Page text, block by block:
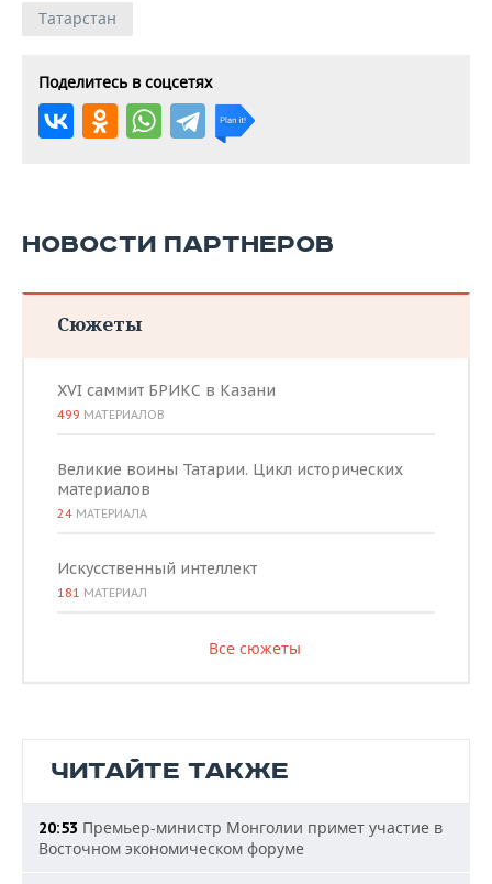
Татарстан
Поделитесь в соцсетях
НОВОСТИ ПАРТНЕРОВ
Сюжеты
XVI саммит БРИКС в Казани
499 МАТЕРИАЛОВ
Великие воины Татарии. Цикл исторических
материалов
24 МАТЕРИАЛА
Искусственный интеллект
181 МАТЕРИАЛ
Все сюжеты
ЧИТАЙТЕ ТАКЖЕ
20:53 Премьер-министр Монголии примет участие в
Восточном экономическом форуме